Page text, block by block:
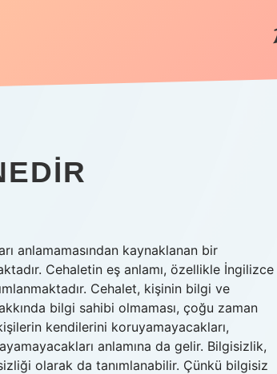
anlamamasından kaynaklanan bir
Cehaletin eş anlamı, özellikle İngilizce
Cehalet, kişinin bilgi ve
bilgi sahibi olmaması, çoğu zaman
kendilerini koruyamayacakları,
anlamına da gelir. Bilgisizlik,
olarak da tanımlanabilir. Çünkü bilgisiz